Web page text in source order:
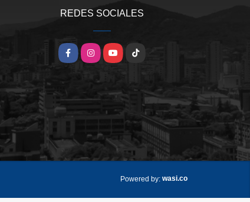
REDES SOCIALES
FacebookInstagramYouTube
TikTok
Powered by: wasi.co